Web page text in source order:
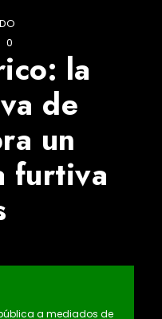
0
la
de
un
furtiva
a mediados de